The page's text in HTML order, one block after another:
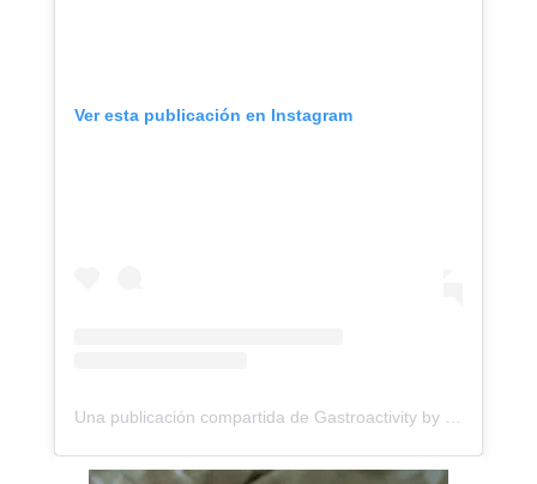
Ver esta publicación en Instagram